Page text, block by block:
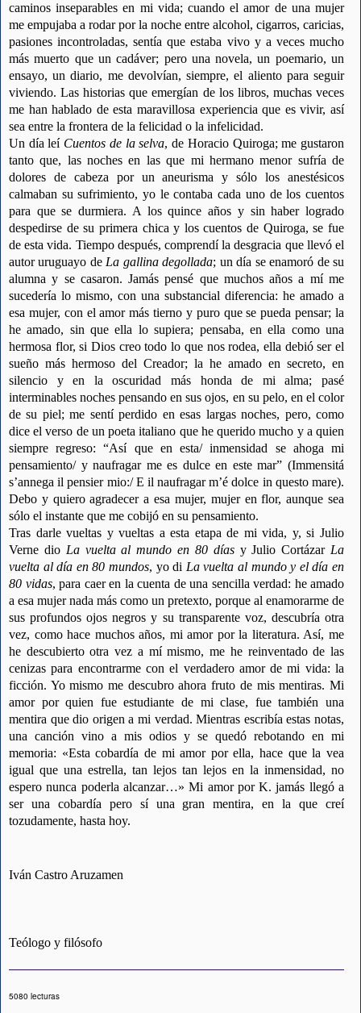
caminos inseparables en mi vida; cuando el amor de una mujer
me empujaba a rodar por la noche entre alcohol, cigarros, caricias,
pasiones incontroladas, sentía que estaba vivo y a veces mucho
más muerto que un cadáver; pero una novela, un poemario, un
ensayo, un diario, me devolvían, siempre, el aliento para seguir
viviendo. Las historias que emergían de los libros, muchas veces
me han hablado de esta maravillosa experiencia que es vivir, así
sea entre la frontera de la felicidad o la infelicidad.
Un día leí Cuentos de la selva, de Horacio Quiroga; me gustaron
tanto que, las noches en las que mi hermano menor sufría de
dolores de cabeza por un aneurisma y sólo los anestésicos
calmaban su sufrimiento, yo le contaba cada uno de los cuentos
para que se durmiera. A los quince años y sin haber logrado
despedirse de su primera chica y los cuentos de Quiroga, se fue
de esta vida. Tiempo después, comprendí la desgracia que llevó el
autor uruguayo de La gallina degollada; un día se enamoró de su
alumna y se casaron. Jamás pensé que muchos años a mí me
sucedería lo mismo, con una substancial diferencia: he amado a
esa mujer, con el amor más tierno y puro que se pueda pensar; la
he amado, sin que ella lo supiera; pensaba, en ella como una
hermosa flor, si Dios creo todo lo que nos rodea, ella debió ser el
sueño más hermoso del Creador; la he amado en secreto, en
silencio y en la oscuridad más honda de mi alma; pasé
interminables noches pensando en sus ojos, en su pelo, en el color
de su piel; me sentí perdido en esas largas noches, pero, como
dice el verso de un poeta italiano que he querido mucho y a quien
siempre regreso: “Así que en esta/ inmensidad se ahoga mi
pensamiento/ y naufragar me es dulce en este mar” (Immensitá
s’annega il pensier mio:/ E il naufragar m’é dolce in questo mare).
Debo y quiero agradecer a esa mujer, mujer en flor, aunque sea
sólo el instante que me cobijó en su pensamiento.
Tras darle vueltas y vueltas a esta etapa de mi vida, y, si Julio
Verne dio La vuelta al mundo en 80 díasy Julio Cortázar La
vuelta al día en 80 mundos, yo di La vuelta al mundo y el día en
80 vidas, para caer en la cuenta de una sencilla verdad: he amado
a esa mujer nada más como un pretexto, porque al enamorarme de
sus profundos ojos negros y su transparente voz, descubría otra
vez, como hace muchos años, mi amor por la literatura. Así, me
he descubierto otra vez a mí mismo, me he reinventado de las
cenizas para encontrarme con el verdadero amor de mi vida: la
ficción. Yo mismo me descubro ahora fruto de mis mentiras. Mi
amor por quien fue estudiante de mi clase, fue también una
mentira que dio origen a mi verdad. Mientras escribía estas notas,
una canción vino a mis odios y se quedó rebotando en mi
memoria: «Esta cobardía de mi amor por ella, hace que la vea
igual que una estrella, tan lejos tan lejos en la inmensidad, no
espero nunca poderla alcanzar…» Mi amor por K. jamás llegó a
ser una cobardía pero sí una gran mentira, en la que creí
tozudamente, hasta hoy.
Iván Castro Aruzamen
Teólogo y filósofo
5080 lecturas